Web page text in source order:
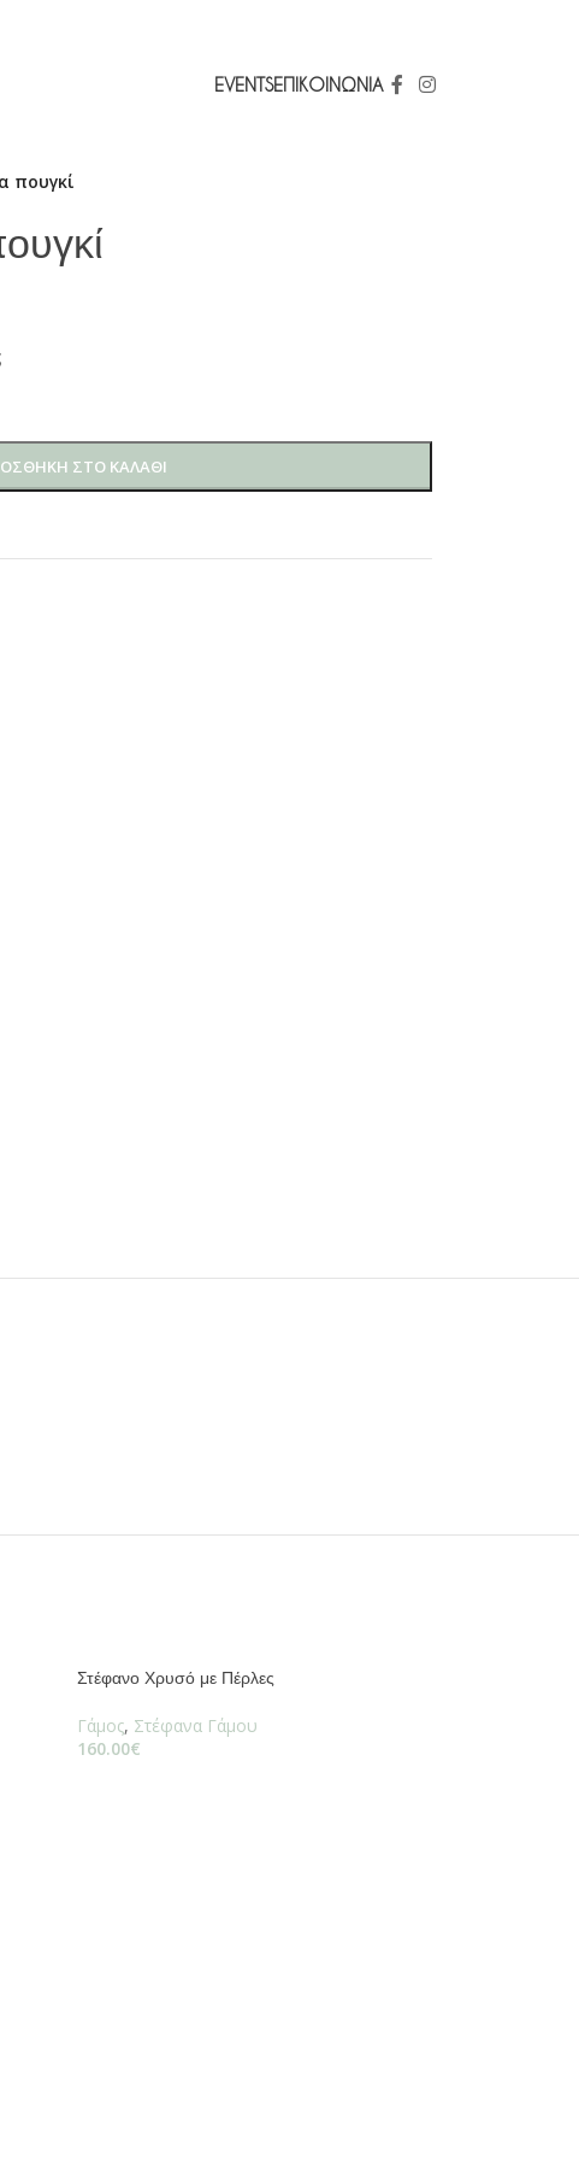
EVENTSΕΠΙΚΟΙΝΩΝΊΑ
πουγκί
ΣΤΟ ΚΑΛΆΘΙ
Στέφανο Χρυσό με Πέρλες
Γάμος, Στέφανα Γάμου
160.00€